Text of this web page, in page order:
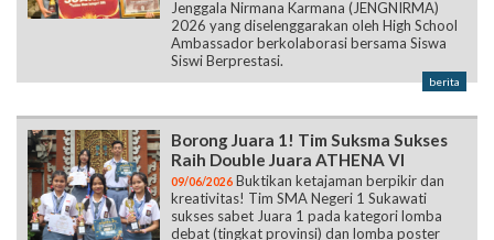
Jenggala Nirmana Karmana (JENGNIRMA)
2026 yang diselenggarakan oleh High School
Ambassador berkolaborasi bersama Siswa
Siswi Berprestasi.
berita
Borong Juara 1! Tim Suksma Sukses
Raih Double Juara ATHENA VI
09/06/2026 Buktikan ketajaman berpikir dan
kreativitas! Tim SMA Negeri 1 Sukawati
sukses sabet Juara 1 pada kategori lomba
debat (tingkat provinsi) dan lomba poster